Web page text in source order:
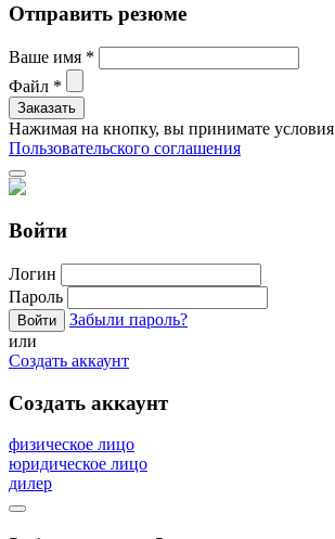
Отправить резюме
Ваше имя *
Файл *
Нажимая на кнопку, вы принимате условия
Пользовательского соглашения
Войти
Логин
Пароль
Забыли пароль?
или
Создать аккаунт
Создать аккаунт
физическое лицо
юридическое лицо
дилер